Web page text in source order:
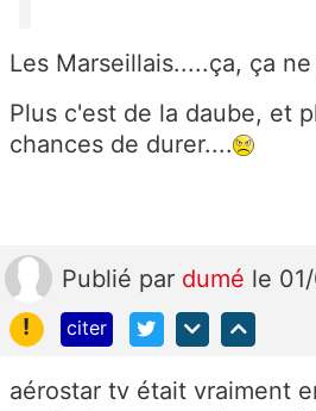
Les Marseillais.....ça, ça
Plus c'est de la daube, et
chances de durer....
Publié par dumé le
!
citer
aérostar tv était vraiment